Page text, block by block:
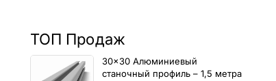
ТОП Продаж
30x30 Алюминиевый
станочный профиль – 1,5 метра